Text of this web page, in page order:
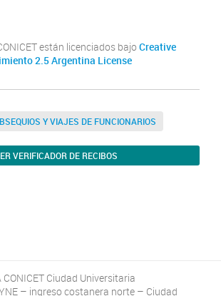
están licenciados bajo Creative
2.5 Argentina License
Y VIAJES DE FUNCIONARIOS
VERIFICADOR DE RECIBOS
CONICET Ciudad Universitaria
– ingreso costanera norte – Ciudad